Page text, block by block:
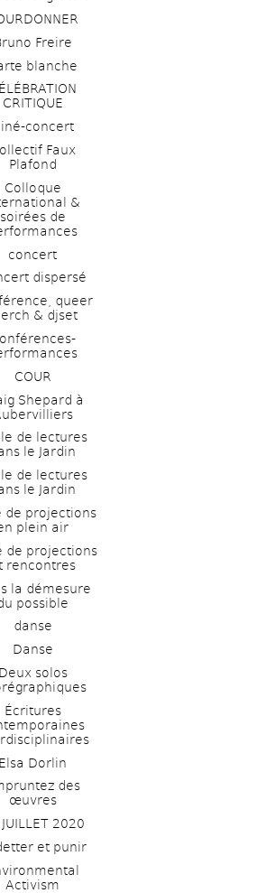
Freire
blanche
CRITIQUE
concert
Faux
Plafond
Colloque
&
soirées de
concert
dispersé
queer
& djset
COUR
Shepard à
de lectures
le Jardin
de lectures
le Jardin
de projections
plein air
de projections
rencontres
la démesure
possible
danse
Danse
Deux solos
Écritures
Elsa Dorlin
des
œuvres
JUILLET 2020
et punir
Activism